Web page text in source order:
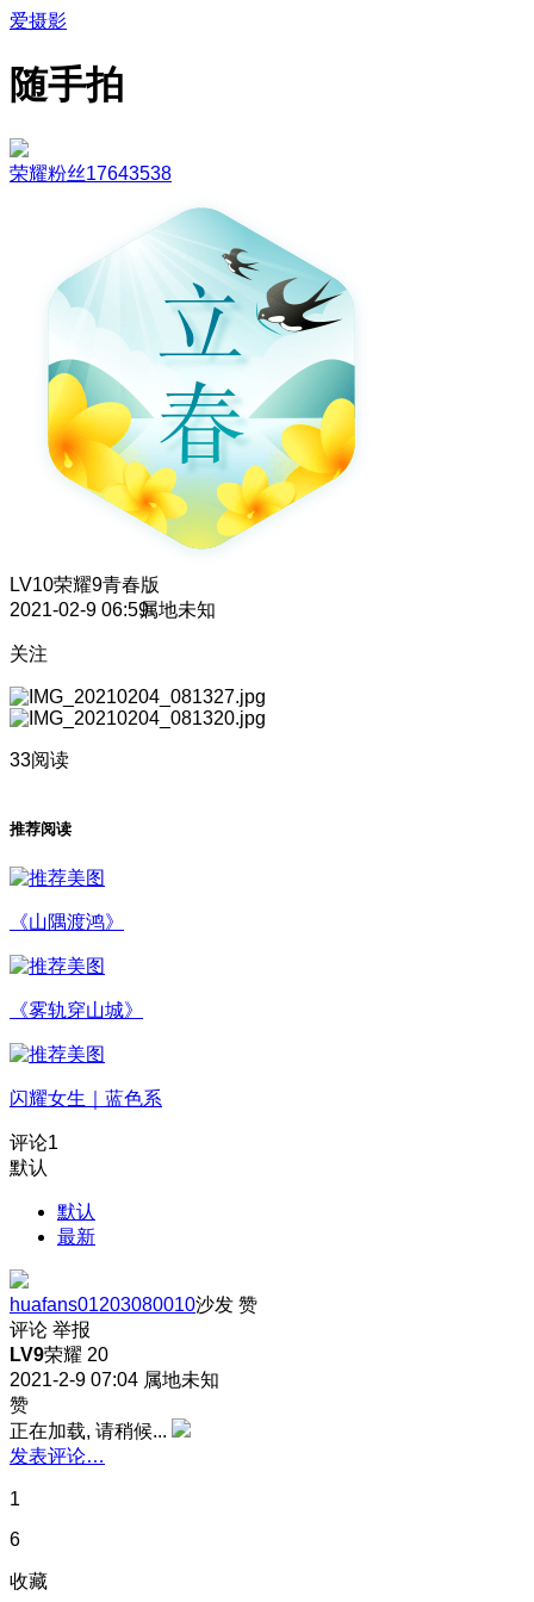
爱摄影
随手拍
荣耀粉丝17643538
LV10荣耀9青春版
2021-02-9 06:59属地未知
关注
33阅读
推荐阅读
《山隅渡鸿》
《雾轨穿山城》
闪耀女生｜蓝色系
评论1
默认
默认
最新
huafans01203080010沙发 赞
评论 举报
LV9荣耀 20
2021-2-9 07:04 属地未知
赞
正在加载, 请稍候...
发表评论…
1
6
收藏